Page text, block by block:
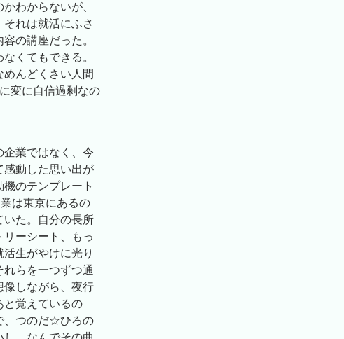
わからないが、
れは就活にふさ
の講座だった。
くてもできる。
んどくさい人間
変に自信過剰なの
業ではなく、今
感動した思い出が
のテンプレート
は東京にあるの
いた。自分の長所
ーシート、もっ
生がやけに光り
らを一つずつ通
像しながら、夜行
と覚えているの
、つのだ☆ひろの